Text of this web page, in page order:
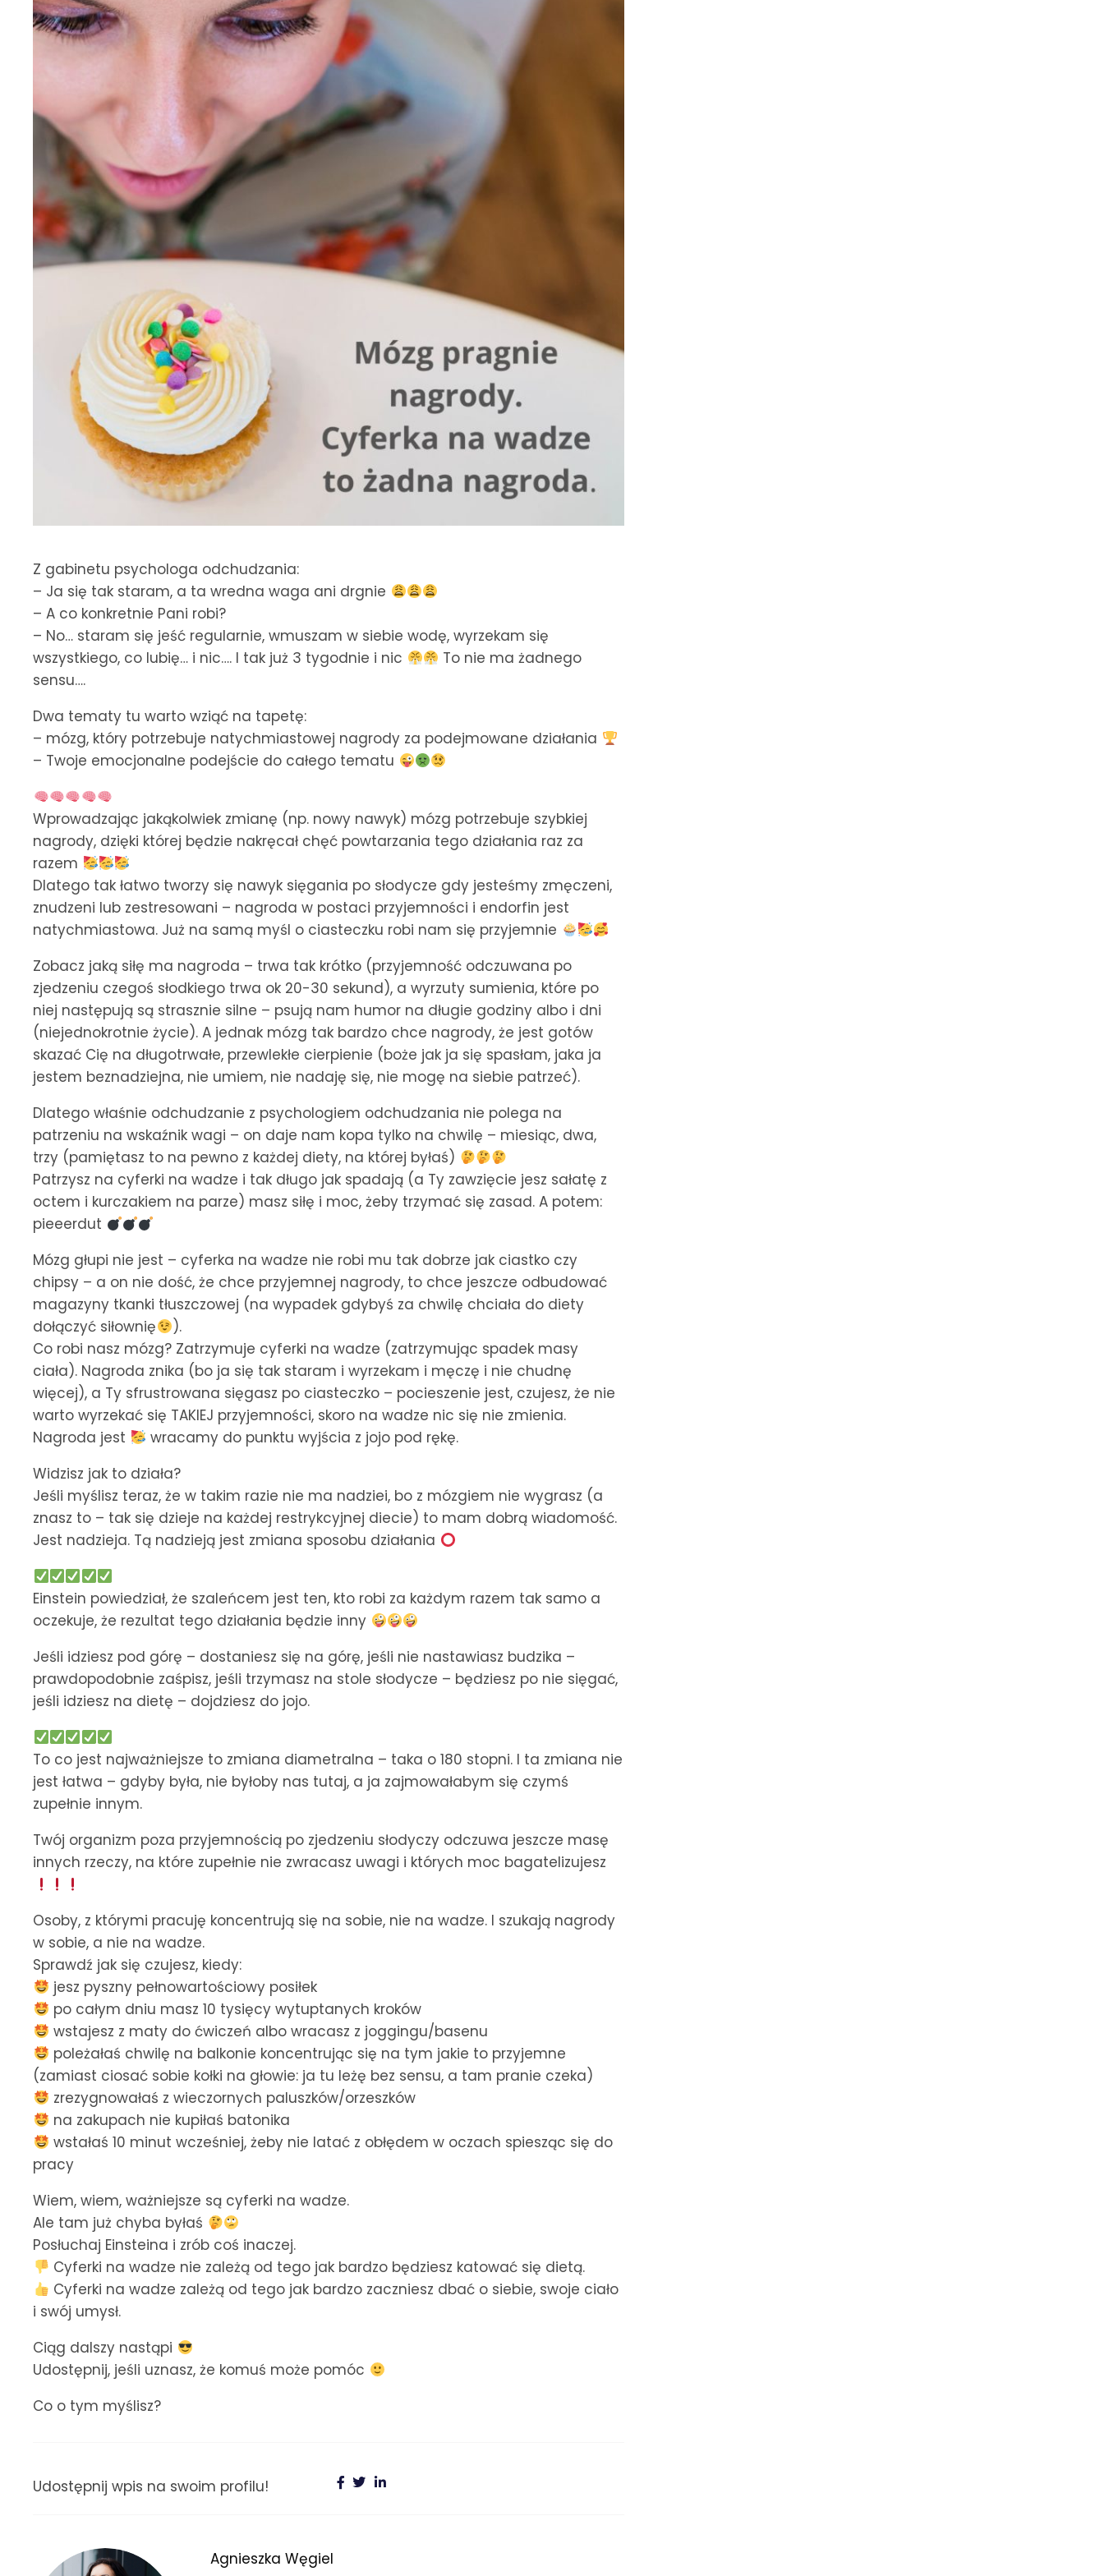
Z gabinetu psychologa odchudzania:
– Ja się tak staram, a ta wredna waga ani drgnie
– A co konkretnie Pani robi?
– No… staram się jeść regularnie, wmuszam w siebie wodę, wyrzekam się
wszystkiego, co lubię… i nic…. I tak już 3 tygodnie i nic
To nie ma żadnego
sensu….
Dwa tematy tu warto wziąć na tapetę:
– mózg, który potrzebuje natychmiastowej nagrody za podejmowane działania
– Twoje emocjonalne podejście do całego tematu
Wprowadzając jakąkolwiek zmianę (np. nowy nawyk) mózg potrzebuje szybkiej
nagrody, dzięki której będzie nakręcał chęć powtarzania tego działania raz za
razem
Dlatego tak łatwo tworzy się nawyk sięgania po słodycze gdy jesteśmy zmęczeni,
znudzeni lub zestresowani – nagroda w postaci przyjemności i endorfin jest
natychmiastowa. Już na samą myśl o ciasteczku robi nam się przyjemnie
Zobacz jaką siłę ma nagroda – trwa tak krótko (przyjemność odczuwana po
zjedzeniu czegoś słodkiego trwa ok 20-30 sekund), a wyrzuty sumienia, które po
niej następują są strasznie silne – psują nam humor na długie godziny albo i dni
(niejednokrotnie życie). A jednak mózg tak bardzo chce nagrody, że jest gotów
skazać Cię na długotrwałe, przewlekłe cierpienie (boże jak ja się spasłam, jaka ja
jestem beznadziejna, nie umiem, nie nadaję się, nie mogę na siebie patrzeć).
Dlatego właśnie odchudzanie z psychologiem odchudzania nie polega na
patrzeniu na wskaźnik wagi – on daje nam kopa tylko na chwilę – miesiąc, dwa,
trzy (pamiętasz to na pewno z każdej diety, na której byłaś)
Patrzysz na cyferki na wadze i tak długo jak spadają (a Ty zawzięcie jesz sałatę z
octem i kurczakiem na parze) masz siłę i moc, żeby trzymać się zasad. A potem:
pieeerdut
Mózg głupi nie jest – cyferka na wadze nie robi mu tak dobrze jak ciastko czy
chipsy – a on nie dość, że chce przyjemnej nagrody, to chce jeszcze odbudować
magazyny tkanki tłuszczowej (na wypadek gdybyś za chwilę chciała do diety
dołączyć siłownię
).
Co robi nasz mózg? Zatrzymuje cyferki na wadze (zatrzymując spadek masy
ciała). Nagroda znika (bo ja się tak staram i wyrzekam i męczę i nie chudnę
więcej), a Ty sfrustrowana sięgasz po ciasteczko – pocieszenie jest, czujesz, że nie
warto wyrzekać się TAKIEJ przyjemności, skoro na wadze nic się nie zmienia.
Nagroda jest
wracamy do punktu wyjścia z jojo pod rękę.
Widzisz jak to działa?
Jeśli myślisz teraz, że w takim razie nie ma nadziei, bo z mózgiem nie wygrasz (a
znasz to – tak się dzieje na każdej restrykcyjnej diecie) to mam dobrą wiadomość.
Jest nadzieja. Tą nadzieją jest zmiana sposobu działania
Einstein powiedział, że szaleńcem jest ten, kto robi za każdym razem tak samo a
oczekuje, że rezultat tego działania będzie inny
Jeśli idziesz pod górę – dostaniesz się na górę, jeśli nie nastawiasz budzika –
prawdopodobnie zaśpisz, jeśli trzymasz na stole słodycze – będziesz po nie sięgać,
jeśli idziesz na dietę – dojdziesz do jojo.
To co jest najważniejsze to zmiana diametralna – taka o 180 stopni. I ta zmiana nie
jest łatwa – gdyby była, nie byłoby nas tutaj, a ja zajmowałabym się czymś
zupełnie innym.
Twój organizm poza przyjemnością po zjedzeniu słodyczy odczuwa jeszcze masę
innych rzeczy, na które zupełnie nie zwracasz uwagi i których moc bagatelizujesz
Osoby, z którymi pracuję koncentrują się na sobie, nie na wadze. I szukają nagrody
w sobie, a nie na wadze.
Sprawdź jak się czujesz, kiedy:
jesz pyszny pełnowartościowy posiłek
po całym dniu masz 10 tysięcy wytuptanych kroków
wstajesz z maty do ćwiczeń albo wracasz z joggingu/basenu
poleżałaś chwilę na balkonie koncentrując się na tym jakie to przyjemne
(zamiast ciosać sobie kołki na głowie: ja tu leżę bez sensu, a tam pranie czeka)
zrezygnowałaś z wieczornych paluszków/orzeszków
na zakupach nie kupiłaś batonika
wstałaś 10 minut wcześniej, żeby nie latać z obłędem w oczach spiesząc się do
pracy
Wiem, wiem, ważniejsze są cyferki na wadze.
Ale tam już chyba byłaś
Posłuchaj Einsteina i zrób coś inaczej.
Cyferki na wadze nie zależą od tego jak bardzo będziesz katować się dietą.
Cyferki na wadze zależą od tego jak bardzo zaczniesz dbać o siebie, swoje ciało
i swój umysł.
Ciąg dalszy nastąpi
Udostępnij, jeśli uznasz, że komuś może pomóc
Co o tym myślisz?
Udostępnij wpis na swoim profilu!
Agnieszka Węgiel